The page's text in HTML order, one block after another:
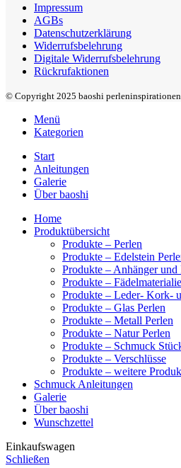
Impressum
AGBs
Datenschutzerklärung
Widerrufsbelehrung
Digitale Widerrufsbelehrung
Rückrufaktionen
© Copyright 2025 baoshi perleninspirationen
Menü
Kategorien
Start
Anleitungen
Galerie
Über baoshi
Home
Produktübersicht
Produkte – Perlen
Produkte – Edelstein
Produkte – Anhänger und
Produkte –
Produkte – Leder- Kork-
Produkte – Glas Perlen
Produkte – Metall Perlen
Produkte – Natur Perlen
Produkte – Schmuck
Produkte – Verschlüsse
Produkte – weitere
Schmuck Anleitungen
Galerie
Über baoshi
Wunschzettel
Einkaufswagen
Schließen